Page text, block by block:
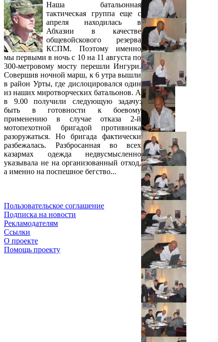
Наша батальонная
тактическая группа еще с
апреля находилась в
Абхазии в качестве
общевойскового резерва
КСПМ. Поэтому именно
мы первыми в ночь с 10 на 11 августа по
300-метровому мосту перешли Ингури.
Совершив ночной марш, к 6 утра вышли
в район Урты, где дислоцировался один
из наших миротворческих батальонов. А
в 9.00 получили следующую задачу:
быть в готовности к боевому
применению в случае отказа 2-й
мотопехотной бригадой противника
разоружаться. Но бригада фактически
разбежалась. Разбросанная во всех
казармах одежда недвусмысленно
указывала не на организованный отход,
а именно на поспешное бегство...
Пользовательское соглашение
Подписка на новости
Рекламодателям
Ссылки
О проекте
Помощь проекту